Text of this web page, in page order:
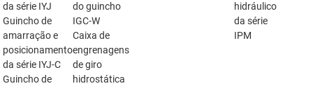
da série IYJ
Guincho de
amarração e
posicionamento
da série IYJ-C
Guincho de
do guincho
IGC-W
Caixa de
engrenagens
de giro
hidrostática
hidráulico
da série
IPM